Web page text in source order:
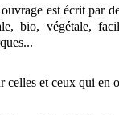
est écrit par
bio, végétale,
celles et ceux qui en